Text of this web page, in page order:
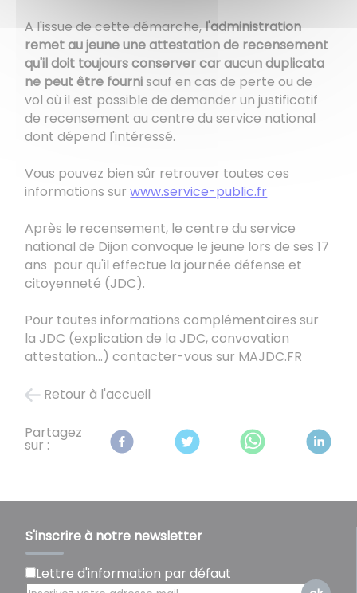
A l'issue de cette démarche,l'administration
remet au jeune une attestation de recensement
qu'il doit toujours conserver caraucun duplicata
ne peut être fournisauf en cas de perte ou de
vol où il est possible de demander un justificatif
de recensement au centre du service national
dont dépend l'intéressé.
Vous pouvez bien sûr retrouver toutes ces
informations surwww.service-public.fr
Après le recensement, le centre du service
national de Dijon convoque le jeune lors de ses 17
ans pour qu'il effectue la journée défense et
citoyenneté (JDC).
Pour toutes informations complémentaires sur
la JDC (explication de la JDC, convovation
attestation...) contacter-vous sur MAJDC.FR
Retour à l'accueil
Partagez
sur :
S'inscrire à notre newsletter
Lettre d'information par défaut